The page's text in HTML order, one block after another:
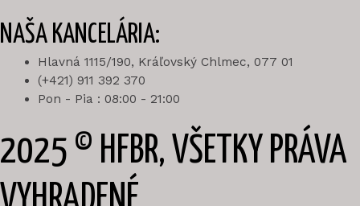
NAŠA KANCELÁRIA:
Hlavná 1115/190, Kráľovský Chlmec, 077 01
(+421) 911 392 370
Pon - Pia : 08:00 - 21:00
2025 © HFBR, VŠETKY PRÁVA